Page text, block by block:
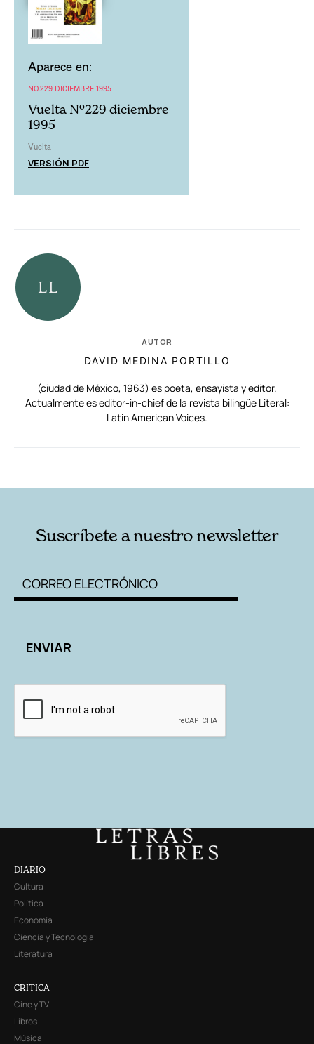
Aparece en:
NO.229 DICIEMBRE 1995
Vuelta Nº229 diciembre
1995
Vuelta
VERSIÓN PDF
AUTOR
DAVID MEDINA PORTILLO
(ciudad de México, 1963) es poeta, ensayista y editor.
Actualmente es editor-in-chief de la revista bilingüe Literal:
Latin American Voices.
Suscríbete a nuestro newsletter
DIARIO
Cultura
Política
Economía
Ciencia y Tecnología
Literatura
CRITICA
Cine y TV
Libros
Música